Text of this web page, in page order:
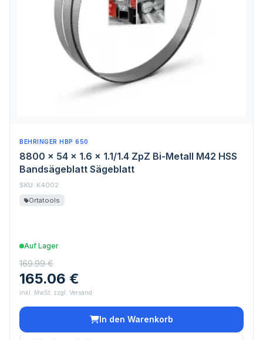
BEHRINGER HBP 650
8800 x 54 x 1.6 x 1.1/1.4 ZpZ Bi-Metall M42 HSS
Bandsägeblatt Sägeblatt
SKU: K4002
Ortatools
Auf Lager
169.99 €
165.06 €
inkl. MwSt. zzgl. Versand
In den Warenkorb